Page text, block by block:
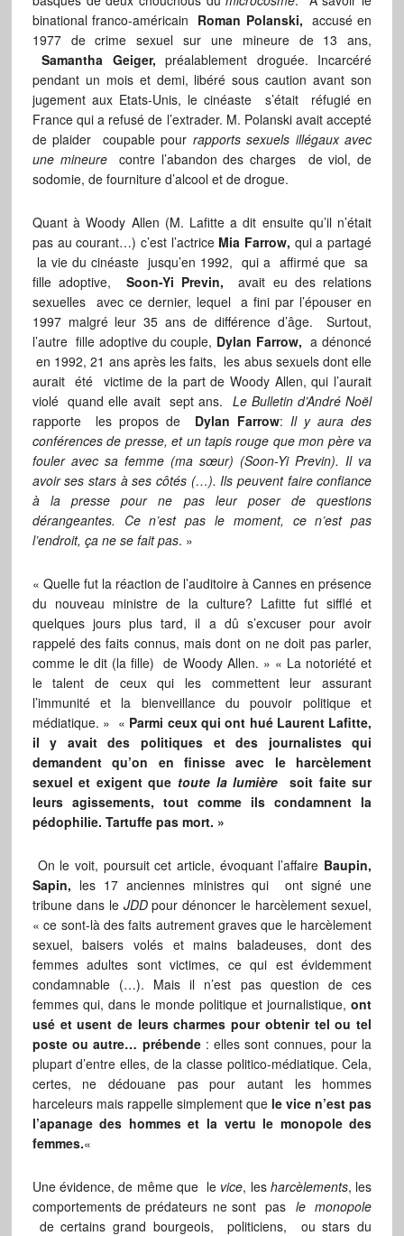
binational franco-américain Roman Polanski, accusé en
1977 de crime sexuel sur une mineure de 13 ans,
Samantha Geiger,préalablement droguée. Incarcéré
pendant un mois et demi, libéré sous caution avant son
jugement aux Etats-Unis, le cinéaste s’était réfugié en
France qui a refusé de l’extrader. M. Polanski avait accepté
de plaider coupable pour rapports sexuels illégaux avec
une mineurecontre l’abandon des charges de viol, de
sodomie, de fourniture d’alcool et de drogue.
Quant à Woody Allen (M. Lafitte a dit ensuite qu’il n’était
pas au courant…) c’est l’actrice Mia Farrow, qui a partagé
la vie du cinéaste jusqu’en 1992, qui a affirmé que sa
fille adoptive, Soon-Yi Previn, avait eu des relations
sexuelles avec ce dernier, lequel a fini par l’épouser en
1997 malgré leur 35 ans de différence d’âge. Surtout,
l’autre fille adoptive du couple, Dylan Farrow, a dénoncé
en 1992, 21 ans après les faits, les abus sexuels dont elle
aurait été victime de la part de Woody Allen, qui l’aurait
violé quand elle avait sept ans. Le Bulletin d’André Noël
rapporte les propos de Dylan Farrow:Il y aura des
conférences de presse, et un tapis rouge que mon père va
fouler avec sa femme (ma sœur) (Soon-Yi Previn). Il va
avoir ses stars à ses côtés (…). Ils peuvent faire confiance
à la presse pour ne pas leur poser de questions
dérangeantes. Ce n’est pas le moment, ce n’est pas
l’endroit, ça ne se fait pas. »
« Quelle fut la réaction de l’auditoire à Cannes en présence
du nouveau ministre de la culture? Lafitte fut sifflé et
quelques jours plus tard, il a dû s’excuser pour avoir
rappelé des faits connus, mais dont on ne doit pas parler,
comme le dit (la fille) de Woody Allen. » « La notoriété et
le talent de ceux qui les commettent leur assurant
l’immunité et la bienveillance du pouvoir politique et
médiatique. » « Parmi ceux qui ont hué Laurent Lafitte,
il y avait des politiques et des journalistes qui
demandent qu’on en finisse avec le harcèlement
sexuel et exigent que toute la lumière soit faite sur
leurs agissements, tout comme ils condamnent la
pédophilie. Tartuffe pas mort. »
On le voit, poursuit cet article, évoquant l’affaire Baupin,
Sapin, les 17 anciennes ministres qui ont signé une
tribune dans le JDDpour dénoncer le harcèlement sexuel,
« ce sont-là des faits autrement graves que le harcèlement
sexuel, baisers volés et mains baladeuses, dont des
femmes adultes sont victimes, ce qui est évidemment
condamnable (…). Mais il n’est pas question de ces
femmes qui, dans le monde politique et journalistique, ont
usé et usent de leurs charmes pour obtenir tel ou tel
poste ou autre… prébende: elles sont connues, pour la
plupart d’entre elles, de la classe politico-médiatique. Cela,
certes, ne dédouane pas pour autant les hommes
harceleurs mais rappelle simplement que le vice n’est pas
l’apanage des hommes et la vertu le monopole des
femmes.«
Une évidence, de même que levice, lesharcèlements, les
comportements de prédateurs ne sont pas le monopole
de certains grand bourgeois, politiciens, ou stars du